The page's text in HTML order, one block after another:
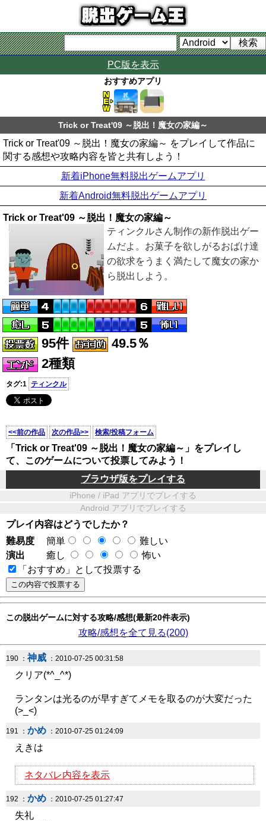
PC版を表示
おすすめアプリ
Trick or Treat'09 ～脱出！魔女の家編～
Trick or Treat'09 ～脱出！魔女の家編～ をプレイして作品に
関する感想や攻略内容を皆と共有しよう！
新着iPhone無料脱出ゲームアプリ
新着Android無料脱出ゲームアプリ
Trick or Treat'09 ～脱出！魔女の家編～
ティンクルさん制作の新作脱出ゲー
ムだよ。お菓子を欲しがるおばけ達
の欲求をうまく満たして魔女の家か
ら脱出しよう。
95件
49.5％
2種類
タグ:1 ティンクル
<<前の作品 次の作品>> 検索/投稿フォーム
「Trick or Treat'09 ～脱出！魔女の家編～」をプレイし
て、このゲームについて投票してみよう！
ブラウザ版をプレイする
iPhone / iPad アプリでプレイする
Android アプリでプレイする
プレイ内容はどうでしたか？
難易度
簡単
難しい
演出
癒し
怖い
「おすすめ」として投票する
この脱出ゲームに対する攻略/感想(最新20件表示)
攻略/感想を全て見る(200)
190 ： 神威 ：2010-07-25 00:31:58
クリア(*^_^*)
ランタンは光るのが早すぎてメモを取るのが大変だった
(>_<)
191 ： かめ ：2010-07-25 01:24:09
えきは
ネタバレ内容を表示
192 ： かめ ：2010-07-25 01:27:47
失礼